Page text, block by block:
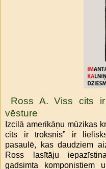
Ross A. Viss cits
vēsture
Izcilā amerikāņu mūzikas
cits ir troksnis” ir
pasaulē, kas daudziem
Ross lasītāju
gadsimta komponistiem